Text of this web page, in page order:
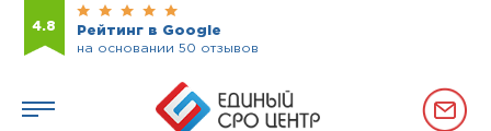
4.8
Рейтинг в Google
на основании 50 отзывов